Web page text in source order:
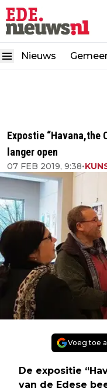
Nieuws
Expostie “Havana,the
langer open
07 FEB 2019, 9:38•
Voeg toe
De expositie
van de Edese